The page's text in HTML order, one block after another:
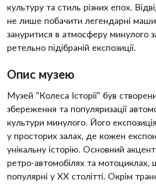
культуру та стиль різних епох.
не лише побачити легендарні
зануритися в атмосферу минулого
ретельно підібраній експозиції.
Опис музею
Музей "Колеса Історії" був
збереження та популяризації
культури минулого. Його
у просторих залах, де кожен
унікальну історію. Основний
ретро-автомобілях та мотоциклах,
популярні у ХХ столітті. Окрім